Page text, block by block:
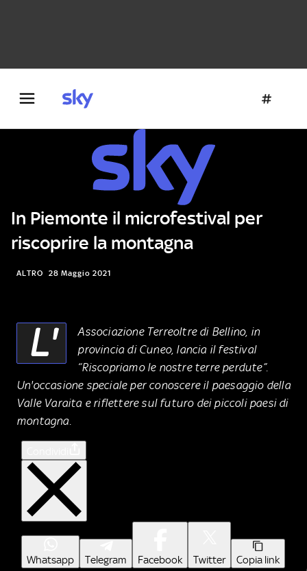
In Piemonte il microfestival per
riscoprire la montagna
ALTRO 28 Maggio 2021
L'
Associazione Terreoltre di Bellino, in
provincia di Cuneo, lancia il festival
“Riscopriamo le nostre terre perdute”.
Un'occasione speciale per conoscere il paesaggio della
Valle Varaita e riflettere sul futuro dei piccoli paesi di
montagna.
Whatsapp Telegram Facebook Twitter Copia link